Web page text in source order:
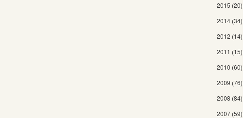
(2
(6
(6
(2
(1
(2
(1
(4
(2
2015 (20)
(5
(2
(1
(1
(1
(2
(1
2014 (34)
(4
(6
(2
(1
(3
(3
2012 (14)
(1
(2
(5
(6
2011 (15)
(3
(3
(1
(3
2010 (60)
(2
(2
(1
2009 (76)
(2
(9
2008 (84)
(16
2007 (59)